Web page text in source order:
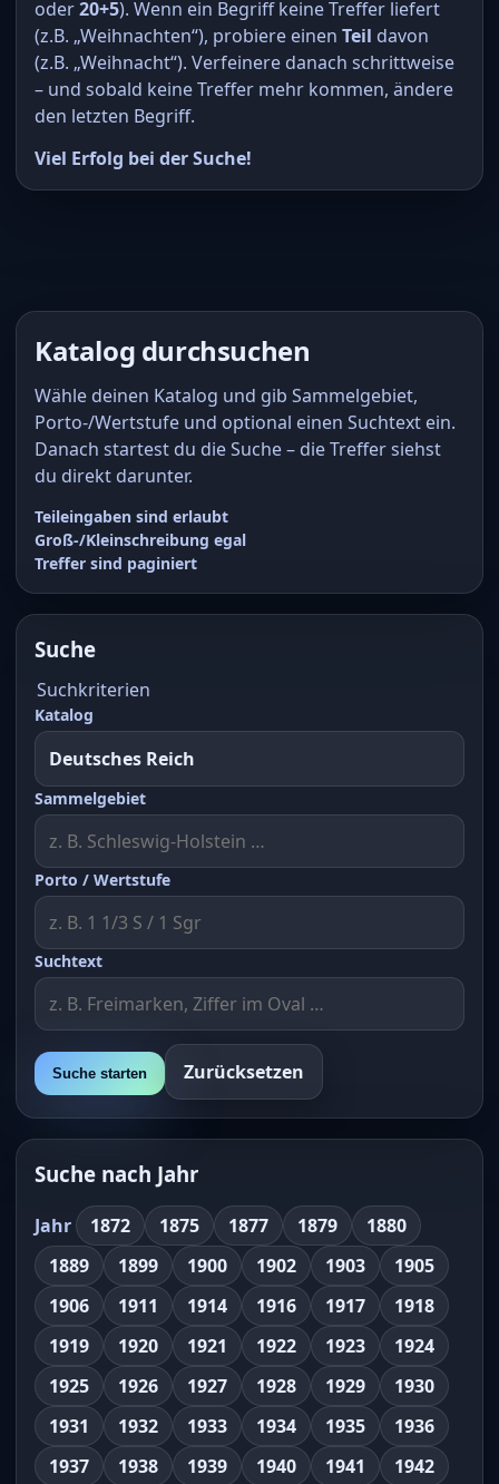
oder20+5). Wenn ein Begriff keine Treffer liefert
(z.B. „Weihnachten“), probiere einen Teil davon
(z.B. „Weihnacht“). Verfeinere danach schrittweise
– und sobald keine Treffer mehr kommen, ändere
den letzten Begriff.
Viel Erfolg bei der Suche!
Katalog durchsuchen
Wähle deinen Katalog und gib Sammelgebiet,
Porto-/Wertstufe und optional einen Suchtext ein.
Danach startest du die Suche – die Treffer siehst
du direkt darunter.
Teileingaben sind erlaubt
Groß-/Kleinschreibung egal
Treffer sind paginiert
Suche
Suchkriterien
Katalog
Sammelgebiet
Porto / Wertstufe
Suchtext
Suche starten Zurücksetzen
Suche nach Jahr
Jahr 1872 1875 1877 1879
1880
1889
1899 1900 1902 1903
1905
1906
1911 1914 1916 1917
1918
1919
1920 1921 1922 1923
1924
1925
1926 1927 1928 1929
1930
1931
1932 1933 1934 1935
1936
1937
1938 1939 1940 1941
1942